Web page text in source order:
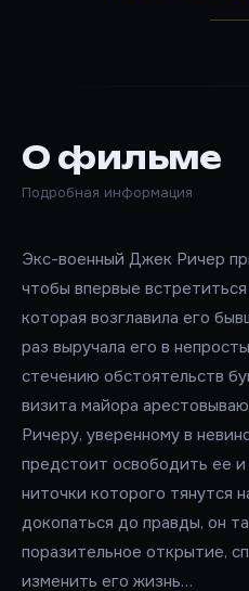
О фильме
Подробная информация
Экс-военный Джек Ричер
чтобы впервые
которая возглавила его
раз выручала его в
стечению обстоятельств
визита майора
Ричеру, уверенному в
предстоит освободить ее и
ниточки которого тянутся
докопаться до правды, он
поразительное открытие,
изменить его жизнь…